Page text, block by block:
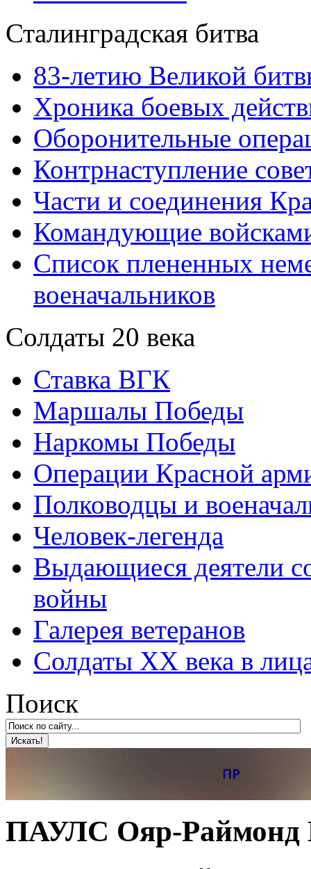
Сталинградская битва
83-летию Великой
Хроника боевых
Оборонительные
Контрнаступление
Части и соединения
Командующие
Список плененных
военачальников
Солдаты 20 века
Ставка ВГК
Маршалы Победы
Наркомы Победы
Операции Красной
Полководцы и
Человек-легенда
Выдающиеся деятели
войны
Галерея ветеранов
Солдаты XX века в
Поиск
ПАУЛС Ояр-Раймонд